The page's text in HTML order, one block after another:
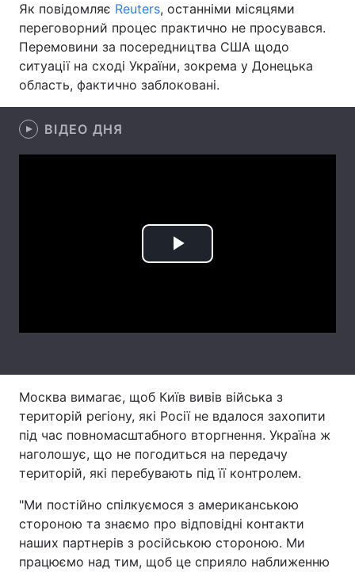
Екологія Регіони
Лонгріди
Тема оформлення
Як повідомляє Reuters, останніми місяцями
переговорний процес практично не просувався.
Перемовини за посередництва США щодо
ситуації на сході України, зокрема у Донецька
область, фактично заблоковані.
ВІДЕО ДНЯ
Play
Москва вимагає, щоб Київ вивів війська з
територій регіону, які Росії не вдалося захопити
під час повномасштабного вторгнення. Україна ж
наголошує, що не погодиться на передачу
територій, які перебувають під її контролем.
"Ми постійно спілкуємося з американською
стороною та знаємо про відповідні контакти
наших партнерів з російською стороною. Ми
працюємо над тим, щоб це сприяло наближенню